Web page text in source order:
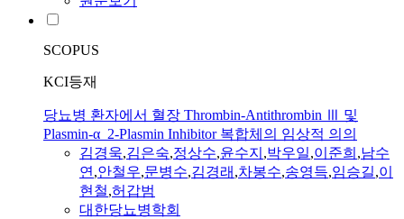
SCOPUS
KCI등재
당뇨병 환자에서 혈장 Thrombin-Antithrombin Ⅲ 및
Plasmin-α_2-Plasmin Inhibitor 복합체의 임상적 의의
김경욱,김은숙,정상수,윤수지 ,박우일,이준희 ,남수
연,안철우,문병수,김경래 ,차봉수,송영득,임승길,이
현철,허갑범
대한당뇨병학회